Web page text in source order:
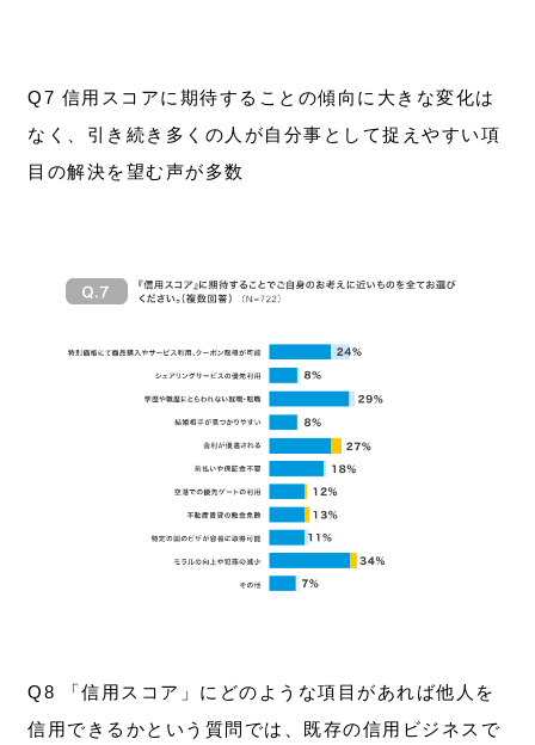
Q7 信用スコアに期待することの傾向に大きな変化は
なく、引き続き多くの人が自分事として捉えやすい項
目の解決を望む声が多数
Q8 「信用スコア」にどのような項目があれば他人を
信用できるかという質問では、既存の信用ビジネスで